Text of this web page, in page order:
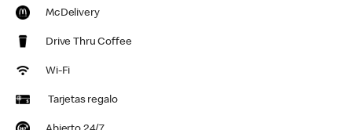
McDelivery
Drive Thru Coffee
Wi-Fi
Tarjetas regalo